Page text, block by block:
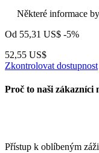
Některé informace
Od 55,31 US$ -5%
52,55 US$
Zkontrolovat dostupnost
Proč to naši zákazníci
Přístup k oblíbeným